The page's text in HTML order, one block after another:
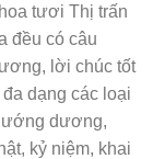
tươi Thị trấn
đều có câu
lời chúc tốt
dạng các loại
dương,
kỷ niệm, khai